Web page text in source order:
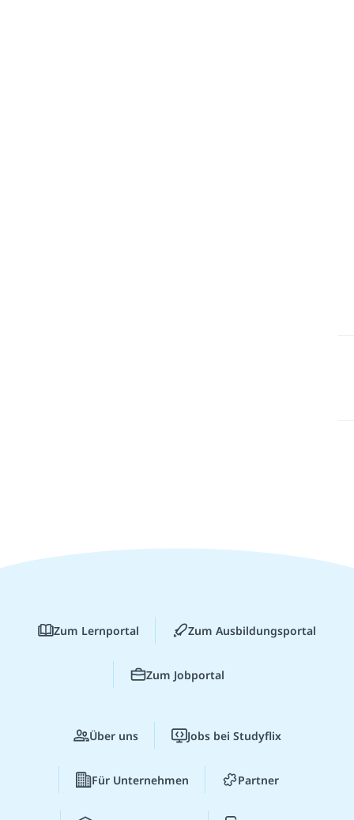
Zum Lernportal Zum Ausbildungsportal
Zum Jobportal
Über uns Jobs bei Studyflix
Für Unternehmen Partner